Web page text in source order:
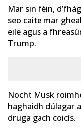
Mar sin féin,
seo caite mar
eile agus a
Trump.
Nocht Musk
haghaidh dúlagar
druga gach coicís.